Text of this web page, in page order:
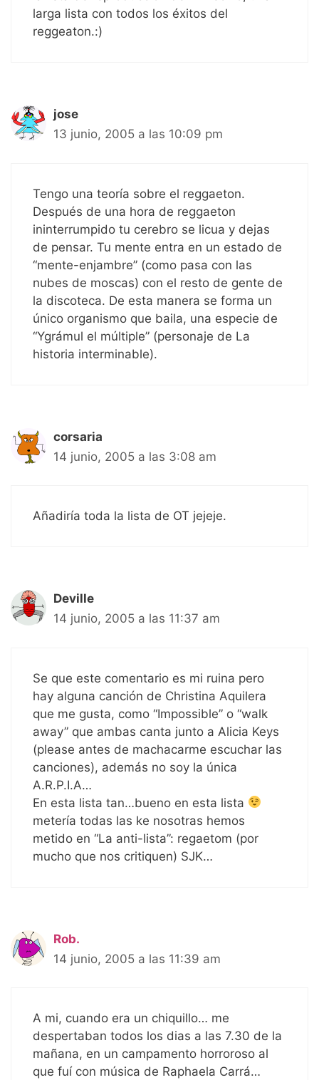
larga lista con todos los éxitos del
reggeaton.:)
jose
13 junio, 2005 a las 10:09 pm
Tengo una teoría sobre el reggaeton.
Después de una hora de reggaeton
ininterrumpido tu cerebro se licua y dejas
de pensar. Tu mente entra en un estado de
“mente-enjambre” (como pasa con las
nubes de moscas) con el resto de gente de
la discoteca. De esta manera se forma un
único organismo que baila, una especie de
“Ygrámul el múltiple” (personaje de La
historia interminable).
corsaria
14 junio, 2005 a las 3:08 am
Añadiría toda la lista de OT jejeje.
Deville
14 junio, 2005 a las 11:37 am
Se que este comentario es mi ruina pero
hay alguna canción de Christina Aquilera
que me gusta, como “Impossible” o “walk
away” que ambas canta junto a Alicia Keys
(please antes de machacarme escuchar las
canciones), además no soy la única
A.R.P.I.A…
En esta lista tan…bueno en esta lista
metería todas las ke nosotras hemos
metido en “La anti-lista”: regaetom (por
mucho que nos critiquen) SJK…
Rob.
14 junio, 2005 a las 11:39 am
A mi, cuando era un chiquillo… me
despertaban todos los dias a las 7.30 de la
mañana, en un campamento horroroso al
que fuí con música de Raphaela Carrá…